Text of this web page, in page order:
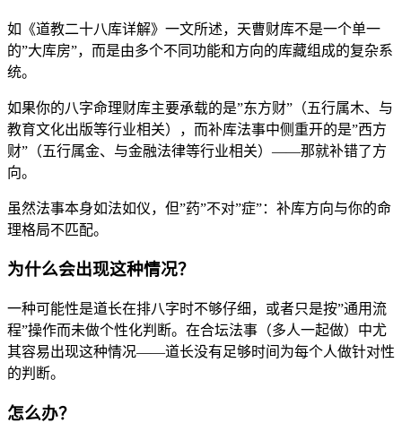
如《道教二十八库详解》一文所述，天曹财库不是一个单一
的”大库房”，而是由多个不同功能和方向的库藏组成的复杂系
统。
如果你的八字命理财库主要承载的是”东方财”（五行属木、与
教育文化出版等行业相关），而补库法事中侧重开的是”西方
财”（五行属金、与金融法律等行业相关）——那就补错了方
向。
虽然法事本身如法如仪，但”药”不对”症”：补库方向与你的命
理格局不匹配。
为什么会出现这种情况？
一种可能性是道长在排八字时不够仔细，或者只是按”通用流
程”操作而未做个性化判断。在合坛法事（多人一起做）中尤
其容易出现这种情况——道长没有足够时间为每个人做针对性
的判断。
怎么办？